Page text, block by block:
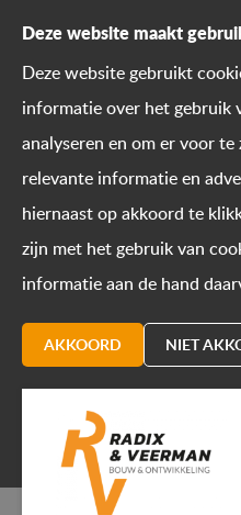
Deze website maakt
Deze website gebruikt
informatie over het gebruik
analyseren en om er voor
relevante informatie en
hiernaast op akkoord te
zijn met het gebruik van
informatie aan de hand
AKKOORD NIET